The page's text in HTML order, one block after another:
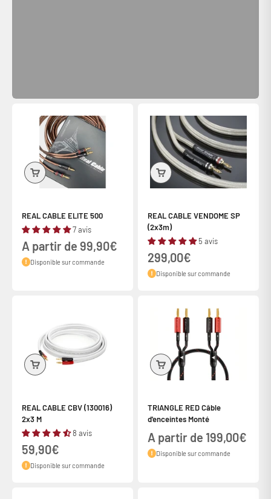
REAL CABLE ELITE 500
7 avis
Prix de vente
A partir de 99,90€
Disponible sur commande
REAL CABLE VENDOME SP
(2x3m)
5 avis
Prix de vente
299,00€
Disponible sur commande
REAL CABLE CBV (130016)
2x3 M
8 avis
Prix de vente
59,90€
Disponible sur commande
TRIANGLE RED Câble
d'enceintes Monté
Prix de vente
A partir de 199,00€
Disponible sur commande